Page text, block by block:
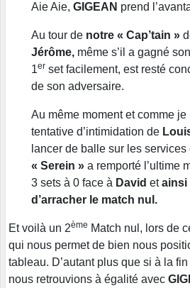
Aie Aie, GIGEAN prend
Au tour de notre « Cap’tain »
Jérôme, même s’il a gagné
1er set facilement, est resté
de son adversaire.
Au même moment et comme
tentative d’intimidation de
lancer de balle sur les services
« Serein » a remporté l’ultime
3 sets à 0 face à David etainsi
d’arracher le match nul.
Et voilà un 2ème Match nul, lors de
qui nous permet de bien nous
tableau. D’autant plus que si à la
nous retrouvions à égalité avec